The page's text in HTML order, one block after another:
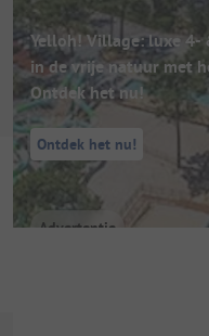
Yelloh! Village: luxe 4-
in de vrije natuur met
Ontdek het nu!
Ontdek het nu!